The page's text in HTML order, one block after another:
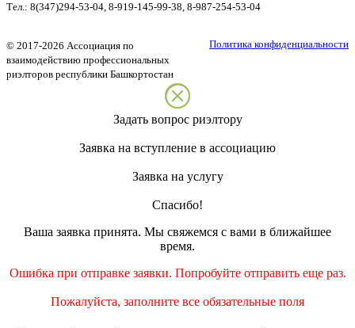
Тел.: 8(347)294-53-04, 8-919-145-99-38, 8-987-254-53-04
Политика конфиденциальности
© 2017-2026 Ассоциация по
взаимодействию профессиональных
риэлторов республики Башкортостан
Задать вопрос риэлтору
Заявка на вступление в ассоциацию
Заявка на услугу
Спасибо!
Ваша заявка принята. Мы свяжемся с вами в ближайшее
время.
Ошибка при отправке заявки. Попробуйте отправить еще раз.
Пожалуйста, заполните все обязательные поля